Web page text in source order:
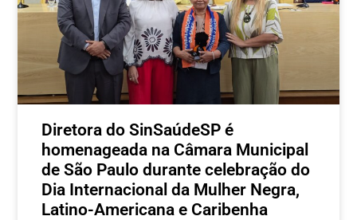
Diretora do SinSaúdeSP é
homenageada na Câmara Municipal
de São Paulo durante celebração do
Dia Internacional da Mulher Negra,
Latino-Americana e Caribenha